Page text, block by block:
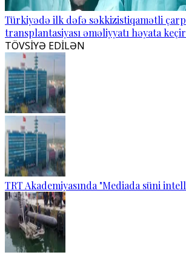
Türkiyədə ilk dəfə səkkizistiqamətli
transplantasiyası əməliyyatı həyata
TÖVSİYƏ EDİLƏN
TRT Akademiyasında "Mediada süni